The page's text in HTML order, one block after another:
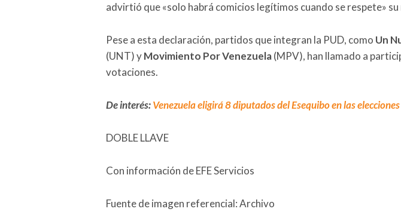
advirtió que «solo habrá comicios legítimos cuando se respete»
Pese a esta declaración, partidos que integran la PUD, como Un
(UNT) yMovimiento Por Venezuela(MPV), han llamado a
votaciones.
De interés:Venezuela eligirá 8 diputados del Esequibo en las
DOBLE LLAVE
Con información de EFE Servicios
Fuente de imagen referencial: Archivo